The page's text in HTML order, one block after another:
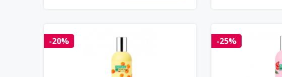
-20% -25%